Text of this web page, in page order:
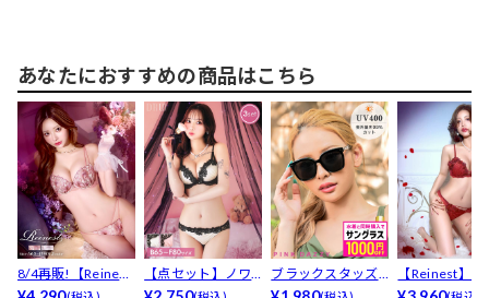
あなたにおすすめの商品はこちら
8/4再販!【Reines
t】スイート...
【点セット】ノワ
ールケミカルレー
ブラックスタッズ
サングラス
【Reinest】
クルローズエ